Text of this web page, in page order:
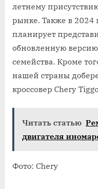
летнему
рынке. Также в 2024
планирует
обновленную версию
семейства. Кроме
нашей страны
кроссовер Chery
Читать статью
двигателя
Фото: Chery